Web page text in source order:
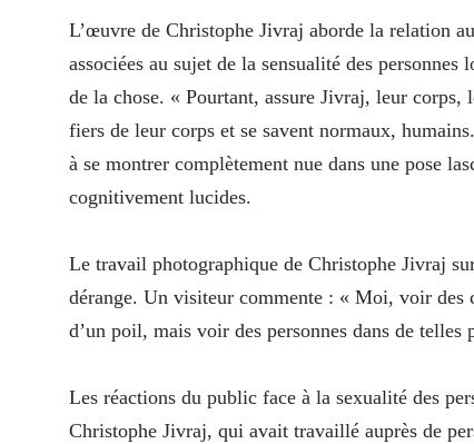
L’œuvre de Christophe Jivraj aborde la relation
associées au sujet de la sensualité des
de la chose. « Pourtant, assure Jivraj, leur
fiers de leur corps et se savent normaux,
à se montrer complètement nue dans une pose
cognitivement lucides.
Le travail photographique de Christophe Jivraj
dérange. Un visiteur commente : « Moi, voir des
d’un poil, mais voir des personnes dans de
Les réactions du public face à la sexualité des
Christophe Jivraj, qui avait travaillé auprès de